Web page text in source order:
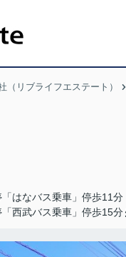
リブライフエステート）
はなバス乗車」停歩11分
西武バス乗車」停歩15分